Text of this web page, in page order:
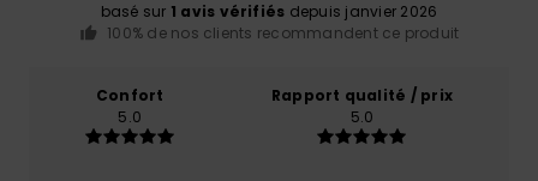
basé sur 1 avis vérifiés depuis janvier 2026
100% de nos clients recommandent ce produit
Confort
5.0
Rapport qualité / prix
5.0